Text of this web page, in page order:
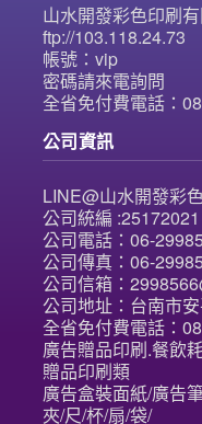
山水開發彩色印刷
ftp://103.118.24.73
帳號：vip
密碼請來電詢問
全省免付費電話：
公司資訊
LINE@山水開發彩
公司統編 :25172021
公司電話：06-
公司傳真：06-
公司信箱：
公司地址：台南市
全省免付費電話：
廣告贈品印刷.餐飲
贈品印刷類
廣告盒裝面紙/廣告
夾/尺/杯/扇/袋/